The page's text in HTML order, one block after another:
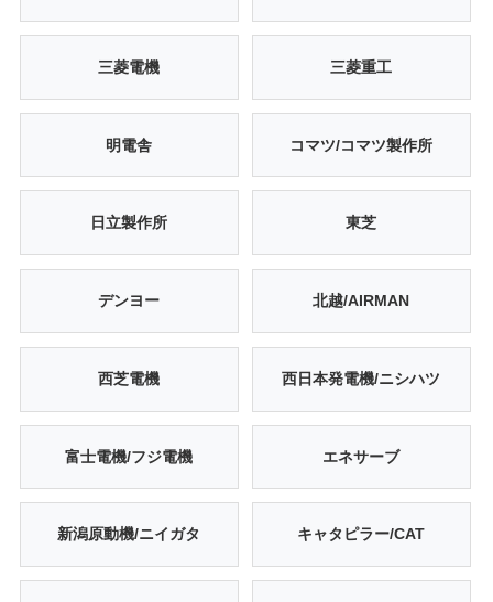
三菱電機 三菱重工
明電舎 コマツ/コマツ製作所
日立製作所 東芝
デンヨー 北越/AIRMAN
西芝電機 西日本発電機/ニシハツ
富士電機/フジ電機 エネサーブ
新潟原動機/ニイガタ キャタピラー/CAT